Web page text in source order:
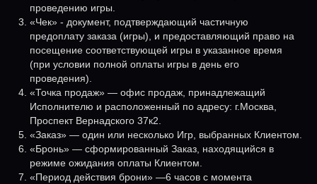
проведению игры.
«Чек» - документ, подтверждающий частичную
предоплату заказа (игры), и предоставляющий право на
посещение соответствующей игры в указанное время
(при условии полной оплаты игры в день его
проведения).
«Точка продаж» — офис продаж, принадлежащий
Исполнителю и расположенный по адресу: г.Москва,
Проспект Вернадского 37к2.
«Заказ» — один или несколько Игр, выбранных Клиентом.
«Бронь» — сформированный Заказ, находящийся в
режиме ожидания оплаты Клиентом.
«Период действия брони» —6 часов с момента